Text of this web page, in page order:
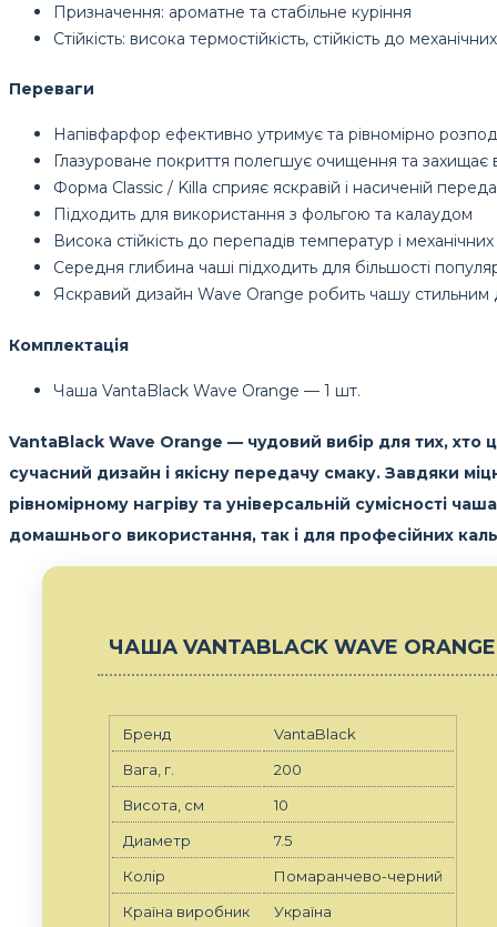
Призначення: ароматне та стабільне куріння
Стійкість: висока термостійкість, стійкість до
Переваги
Напівфарфор ефективно утримує та рівномірно
Глазуроване покриття полегшує очищення та захищає
Форма Classic / Killa сприяє яскравій і насиченій
Підходить для використання з фольгою та калаудом
Висока стійкість до перепадів температур і
Середня глибина чаші підходить для більшості
Яскравий дизайн Wave Orange робить чашу стильним
Комплектація
Чаша VantaBlack Wave Orange — 1 шт.
VantaBlack Wave Orange — чудовий вибір для тих, хто
сучасний дизайн і якісну передачу смаку. Завдяки
рівномірному нагріву та універсальній сумісності
домашнього використання, так і для професійних
ЧАША VANTABLACK WAVE ORANGE
Бренд
VantaBlack
Вага, г.
200
Висота, см
10
Диаметр
7.5
Колір
Помаранчево-черний
Країна виробник
Україна